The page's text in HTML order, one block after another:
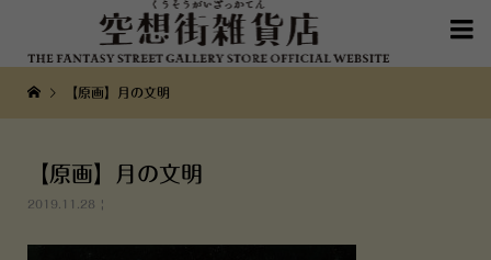

【原画】月の文明
【原画】月の文明
2019.11.28